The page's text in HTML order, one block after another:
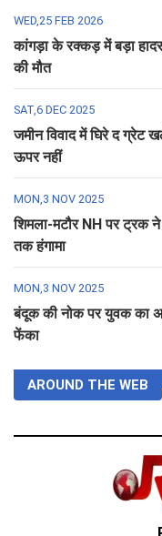
WED,25 FEB 2026
कांगड़ा के रक्कड़ में बड़ा
की मौत
SAT,6 DEC 2025
जमीन विवाद में घिरे द ग्रेट
ऊपर नहीं
MON,3 NOV 2025
शिमला-मटौर NH पर ट्रक ने
तक हंगामा
MON,3 NOV 2025
बंदूक की नोक पर युवक का
फेंका
AROUND THE WEB